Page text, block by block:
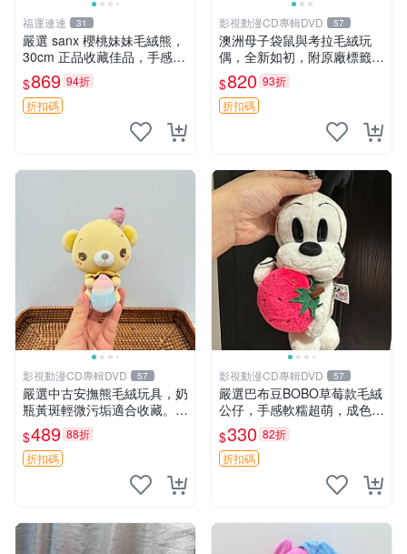
福運連連 31
嚴選 sanx 櫻桃妹妹毛絨熊，
30cm 正品收藏佳品，手感極
軟，適合贈送與收藏 櫻桃妹
妹、sanx、毛絨熊
$869 94折
折扣碼
影視動漫CD專輯DVD 57
澳洲母子袋鼠與考拉毛絨玩
偶，全新如初，附原廠標籤，
手感極軟，適合贈送親朋好
友。袋鼠與考拉正版，精緻尺
寸，適合作為收藏或家飾擺
設，增添暖意。 母子、袋
$820 93折
折扣碼
影視動漫CD專輯DVD 57
嚴選中古安撫熊毛絨玩具，奶
瓶黃斑輕微污垢適合收藏。默
認兩日發貨，全國快遞隨機派
送。 成色如圖可放心購買，
輕微瑕疵和臟污不影響使用。
安撫熊 中古玩偶 毛
$489 88折
折扣碼
影視動漫CD專輯DVD 57
嚴選巴布豆BOBO草莓款毛絨
公仔，手感軟糯超萌，成色優
良適合作為收藏品或包包配
飾。可視頻確認詳情。 巴布
豆 BOBO 草莓 毛絨公仔 收藏
$330 82折
折扣碼